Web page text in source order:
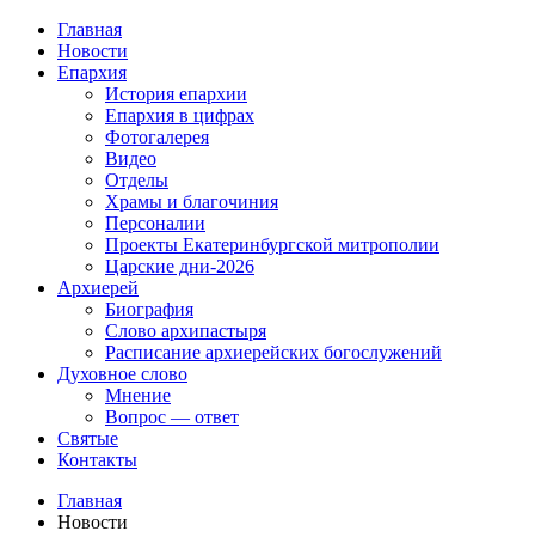
Главная
Новости
Епархия
История епархии
Епархия в цифрах
Фотогалерея
Видео
Отделы
Храмы и благочиния
Персоналии
Проекты Екатеринбургской митрополии
Царские дни-2026
Архиерей
Биография
Слово архипастыря
Расписание архиерейских богослужений
Духовное слово
Мнение
Вопрос — ответ
Святые
Контакты
Главная
Новости